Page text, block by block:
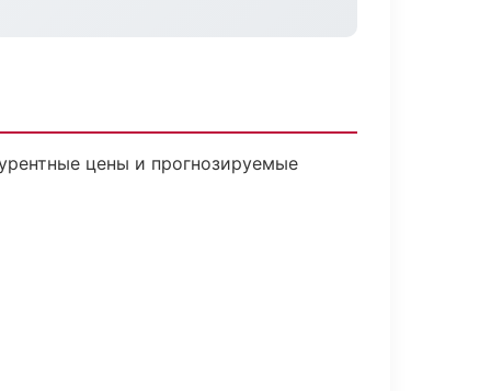
цены и прогнозируемые